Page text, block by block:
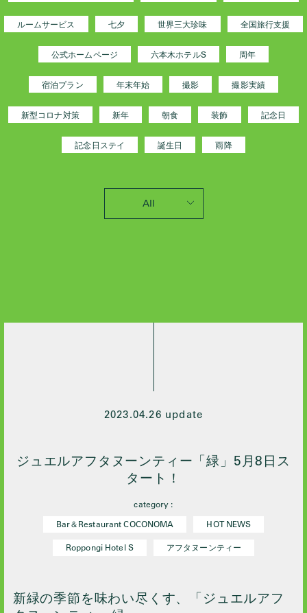
ルームサービス 七夕 世界三大珍味 全国旅行支援
公式ホームページ 六本木ホテルS 周年
宿泊プラン 年末年始 撮影 撮影実績
新型コロナ対策 新年 朝食 装飾 記念日
記念日ステイ 誕生日 雨降
All
2024 / 7
2024 / 5
2024 / 2
2023 / 12
2023 / 9
2023 / 7
2023.04.26 update
ジュエルアフタヌーンティー「緑」5月8日ス
タート！
category :
Bar＆Restaurant COCONOMA
HOT NEWS
Roppongi Hotel S アフタヌーンティー
新緑の季節を味わい尽くす、「ジュエルアフ